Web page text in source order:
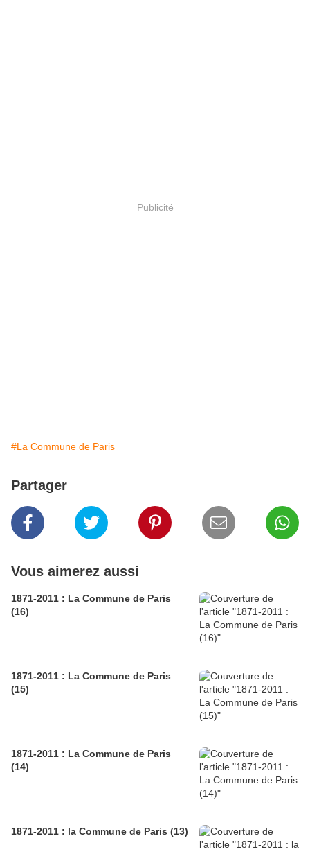
Publicité
#La Commune de Paris
Partager
Vous aimerez aussi
1871-2011 : La Commune de Paris
(16)
1871-2011 : La Commune de Paris
(15)
1871-2011 : La Commune de Paris
(14)
1871-2011 : la Commune de Paris (13)